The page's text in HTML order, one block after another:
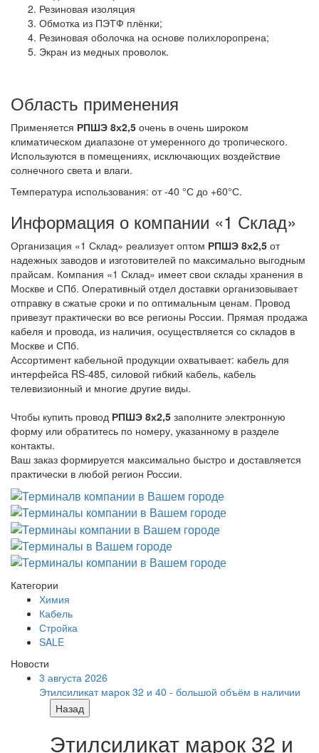
Резиновая изоляция
Обмотка из ПЭТФ плёнки;
Резиновая оболочка на основе полихлоропрена;
Экран из медных проволок.
Область применения
Применяется РПШЭ 8х2,5 очень в очень широком
климатическом диапазоне от умеренного до тропического.
Используются в помещениях, исключающих воздействие
солнечного света и влаги.
Температура использования: от -40 °С до +60°С.
Информация о компании «1 Склад»
Организация «1 Склад» реализует оптом РПШЭ 8х2,5 от
надежных заводов и изготовителей по максимально выгодным
прайсам. Компания «1 Склад» имеет свои склады хранения в
Москве и СПб. Оперативный отдел доставки организовывает
отправку в сжатые сроки и по оптимальным ценам. Провод
привезут практически во все регионы России. Прямая продажа
кабеля и провода, из наличия, осуществляется со складов в
Москве и СПб.
Ассортимент кабельной продукции охватывает: кабель для
интерфейса RS-485, силовой гибкий кабель, кабель
телевизионный и многие другие виды.
Чтобы купить провод РПШЭ 8х2,5 заполните электронную
форму или обратитесь по номеру, указанному в разделе
контакты.
Ваш заказ формируется максимально быстро и доставляется
практически в любой регион России.
Категории
Химия
Кабель
Стройка
SALE
Новости
3 августа 2026
Этилсиликат марок 32 и 40 - большой объём в наличии
Назад
Этилсиликат марок 32 и